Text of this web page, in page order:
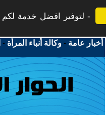
لتوفير افضل خدمة لكم
أخبار عامة -وكالة أنباء المرأة -